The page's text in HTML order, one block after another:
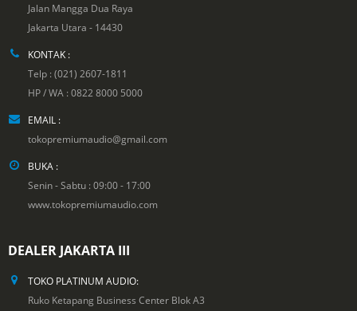
Jalan Mangga Dua Raya
Jakarta Utara - 14430
KONTAK :
Telp : (021) 2607-1811
HP / WA : 0822 8000 5000
EMAIL :
tokopremiumaudio@gmail.com
BUKA :
Senin - Sabtu : 09:00 - 17:00
www.tokopremiumaudio.com
DEALER JAKARTA III
TOKO PLATINUM AUDIO:
Ruko Ketapang Business Center Blok A3